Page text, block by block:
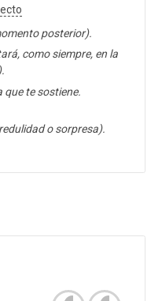
posterior).
como siempre, en la
que te sostiene.
o sorpresa).